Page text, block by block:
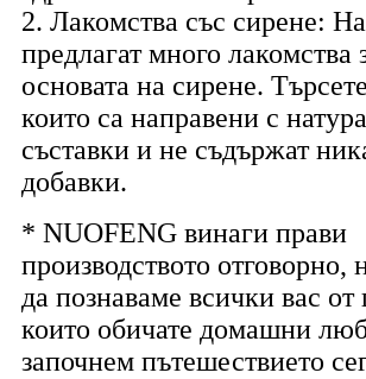
2. Лакомства със сирене:
предлагат много лакомства
основата на сирене.
които са направени с
съставки и не съдържат
добавки.
* NUOFENG винаги прави
производството отговорно,
да познаваме всички вас от
които обичате домашни
започнем пътешествието